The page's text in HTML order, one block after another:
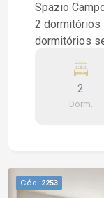
Spazio
2 dormitórios -
dormitórios
americana
serviços. Condomínio: Piscina adulto e infantil,
Pet Shop,
7273
2
Dorm.
Cód. 2253